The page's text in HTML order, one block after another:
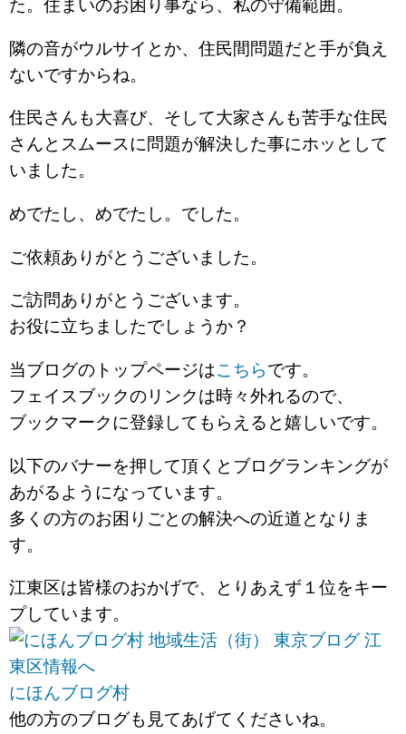
た。住まいのお困り事なら、私の守備範囲。
隣の音がウルサイとか、住民間問題だと手が負え
ないですからね。
住民さんも大喜び、そして大家さんも苦手な住民
さんとスムースに問題が解決した事にホッとして
いました。
めでたし、めでたし。でした。
ご依頼ありがとうございました。
ご訪問ありがとうございます。
お役に立ちましたでしょうか？
当ブログのトップページはこちらです。
フェイスブックのリンクは時々外れるので、
ブックマークに登録してもらえると嬉しいです。
以下のバナーを押して頂くとブログランキングが
あがるようになっています。
多くの方のお困りごとの解決への近道となりま
す。
江東区は皆様のおかげで、とりあえず１位をキー
プしています。
にほんブログ村
他の方のブログも見てあげてくださいね。